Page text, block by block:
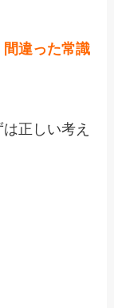
違った常識
正しい考え